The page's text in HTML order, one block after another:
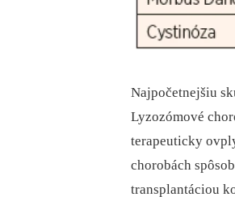
Najpočetnejšiu
Lyzozómové
terapeuticky
chorobách
transplantáciou